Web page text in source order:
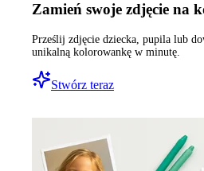
Zamień swoje zdjęcie na
Prześlij zdjęcie dziecka, pupila lub
unikalną kolorowankę w minutę.
Stwórz teraz